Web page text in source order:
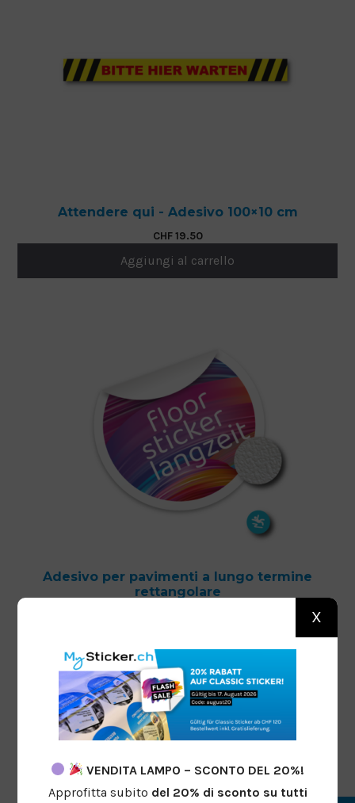
Attendere qui - Adesivo 100×10 cm
CHF19.50
Aggiungi al carrello
Adesivo per pavimenti a lungo termine
rettangolare
X
VENDITA LAMPO – SCONTO DEL 20%!
Approfitta subito del 20% di sconto su tutti